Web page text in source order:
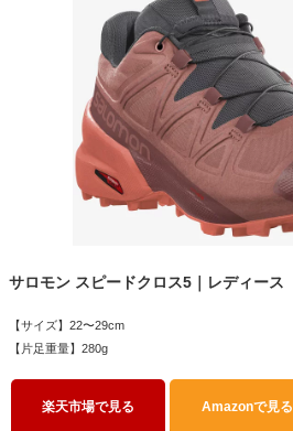
サロモン スピードクロス5｜レディース
【サイズ】22〜29cm
【片足重量】280g
楽天市場で見る Amazonで見る